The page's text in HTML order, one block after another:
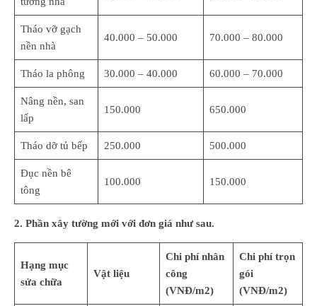
Tháo vỡ gạch
nền nhà
40.000 – 50.000 70.000 – 80.000
Tháo la phông 30.000 – 40.000 60.000 – 70.000
Nâng nền, san
lấp
150.000 650.000
Tháo dỡ tủ bếp 250.000 500.000
Đục nền bê
tông
100.000 150.000
2. Phần xây tường mới với đơn giá như sau.
Hạng mục
sửa chữa
Vật liệu
Chi phí nhân
công
(VNĐ/m2)
Chi phí trọn
gói
(VNĐ/m2)